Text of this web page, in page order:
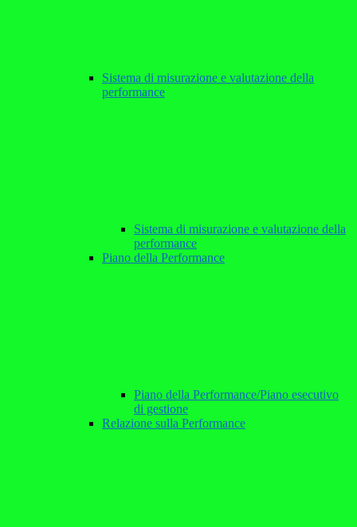
Sistema di misurazione e valutazione della
performance
Sistema di misurazione e valutazione della
performance
Piano della Performance
Piano della Performance/Piano esecutivo
di gestione
Relazione sulla Performance